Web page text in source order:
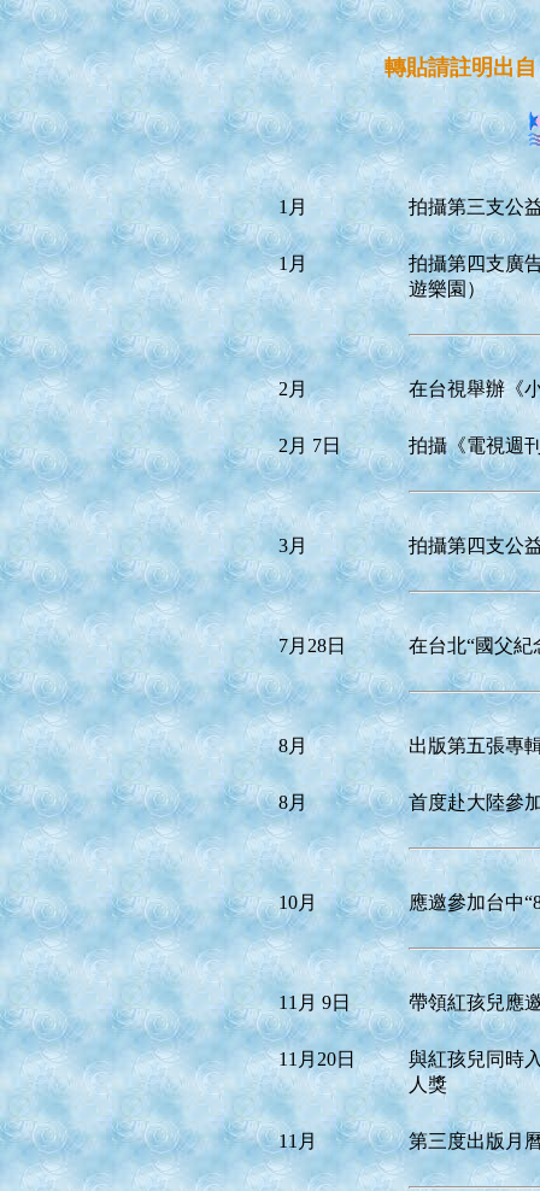
轉貼請註明出
1月 拍攝第三支公
1月
拍攝第四支廣
遊樂園）
2月 在台視舉辦《
2月 7日 拍攝《電視週
3月 拍攝第四支公
7月28日 在台北“國父紀
8月 出版第五張專
8月 首度赴大陸參
10月 應邀參加台中
11月 9日 帶領紅孩兒應
11月20日
與紅孩兒同時
人獎
11月 第三度出版月